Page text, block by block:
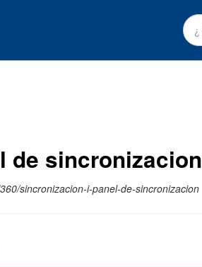
de sincronizacion
sincronizacion-i-panel-de-sincronizacion